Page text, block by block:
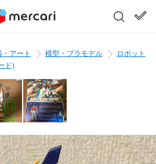
アート 模型・プラモデル
ロボット
ド)